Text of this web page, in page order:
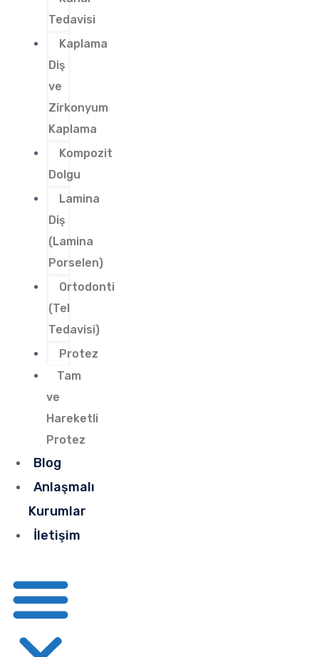
Tedavisi
Kaplama
Diş
ve
Zirkonyum
Kaplama
Kompozit
Dolgu
Lamina
Diş
(Lamina
Porselen)
Ortodonti
(Tel
Tedavisi)
Protez
Tam
ve
Hareketli
Protez
Blog
Anlaşmalı
Kurumlar
İletişim